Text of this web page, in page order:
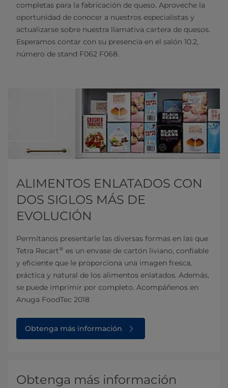
completas para la fabricación de queso. Aproveche la
oportunidad de conocer a nuestros especialistas y
actualizarse sobre nuestra llamativa cartera de quesos.
Esperamos contar con su presencia en el salón 10.2,
número de stand F062 F068.
ALIMENTOS ENLATADOS CON
DOS SIGLOS MÁS DE
EVOLUCIÓN
Permítanos presentarle las diversas formas en las que
Tetra Recart® es un envase de cartón liviano, confiable
y eficiente que le proporciona una imagen fresca,
práctica y natural de los alimentos enlatados. Además,
se puede imprimir por completo. Acompáñenos en
Anuga FoodTec 2018
Obtenga más información
Obtenga más información